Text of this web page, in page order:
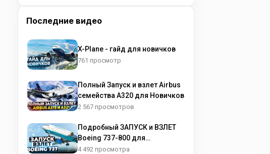
Последние видео
X-Plane - гайд для новичков
761 просмотр
Полный Запуск и взлет Airbus
семейства A320 для Новичков
2 567 просмотров
Подробный ЗАПУСК и ВЗЛЕТ
Boeing 737-800 для
НОВИЧКОВ
4 492 просмотра